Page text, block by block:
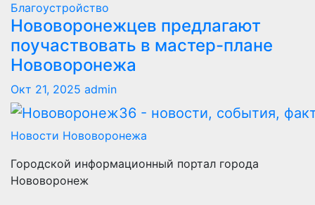
Благоустройство
Нововоронежцев предлагают
поучаствовать в мастер-плане
Нововоронежа
Окт 21, 2025 admin
Новости Нововоронежа
Городской информационный портал города
Нововоронеж